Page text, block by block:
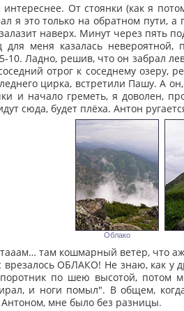
интереснее. От стоянки (как я
я это только на обратном
наверх. Минут через пять
для меня казалась
Ладно, решив, что он забрал
отрог к соседнему озеру,
цирка, встретили Пашу. А
и начало греметь, я доволен,
сюда, будет плёха. Антон
Облако
там кошмарный ветер, что
ОБЛАКО! Не знаю, как у
по шею высотой, потом
и ноги помыл". В общем,
мне было без разницы.